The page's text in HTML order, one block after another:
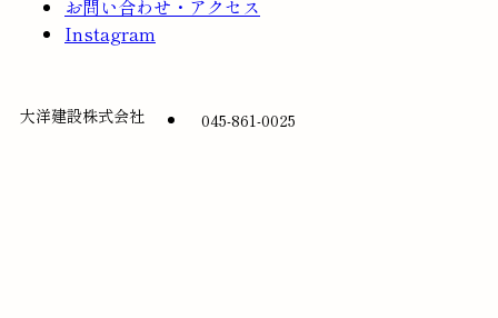
お問い合わせ・アクセス
Instagram
大洋建設株式会社 045-861-0025